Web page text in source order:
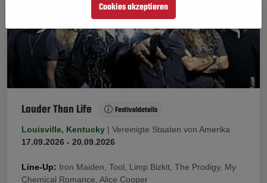
Louder Than Life Festivaldetails
Louisville, Kentucky | Vereinigte Staaten von Amerika
17.09.2026 - 20.09.2026
Line-Up: Iron Maiden, Tool, Limp Bizkit, The Prodigy, My
Chemical Romance, Alice Cooper
Cookies akzeptieren